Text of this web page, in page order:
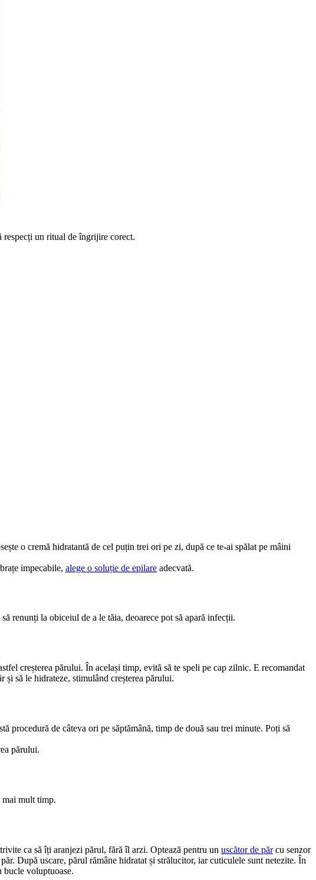
respecți un ritual de îngrijire corect.
o cremă hidratantă de cel puțin trei ori pe zi, după ce te-ai spălat pe mâini
impecabile, alege o soluție de epilare adecvată.
renunți la obiceiul de a le tăia, deoarece pot să apară infecții.
creșterea părului. În același timp, evită să te speli pe cap zilnic. E recomandat
să le hidrateze, stimulând creșterea părului.
procedură de câteva ori pe săptămână, timp de două sau trei minute. Poți să
părului.
mai mult timp.
ca să îți aranjezi părul, fără îl arzi. Optează pentru un uscător de păr cu senzor
După uscare, părul rămâne hidratat și strălucitor, iar cuticulele sunt netezite. În
bucle voluptuoase.